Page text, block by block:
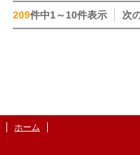
209件中1～10件表示 次
ホーム